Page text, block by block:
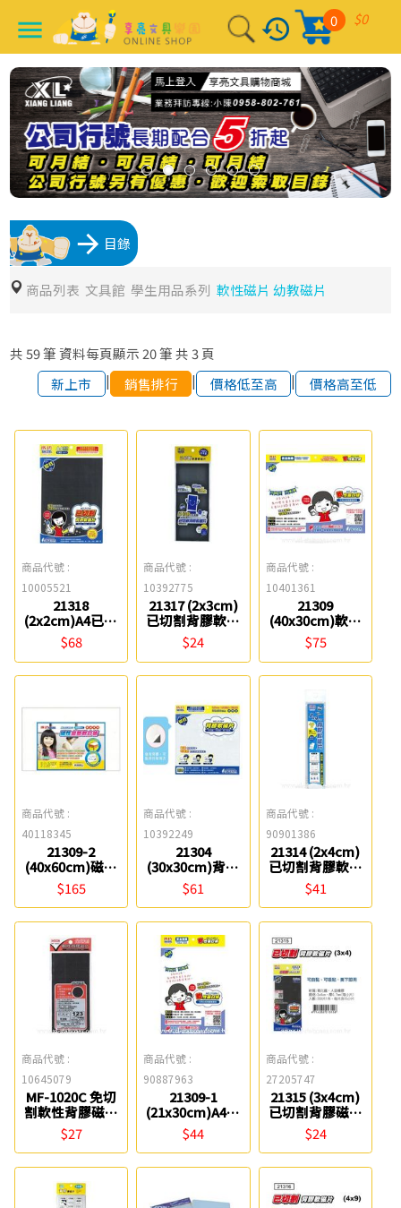
menu history $0
0
arrow_forward 目錄
商品列表 文具館 學生用品系列 軟性磁片 幼教磁片
共 59筆 資料每頁顯示 20筆 共 3頁
新上市
| 銷售排行 | 價格低至高 | 價格高至低
商品代號 :
10005521
21318
(2x2cm)A4已切
割背膠軟性磁片
Success
$68
商品代號 :
10392775
21317 (2x3cm)
已切割背膠軟性
磁片 Success
$24
商品代號 :
10401361
21309
(40x30cm)軟性
磁白板 Success
$75
商品代號 :
40118345
21309-2
(40x60cm)磁性
桌墊軟白板
Success
$165
商品代號 :
10392249
21304
(30x30cm)背膠
軟性磁片
Success
$61
商品代號 :
90901386
21314 (2x4cm)
已切割背膠軟性
磁片 Success
$41
商品代號 :
10645079
MF-1020C 免切
割軟性背膠磁片
(2x3cm) COX
$27
商品代號 :
90887963
21309-1
(21x30cm)A4軟
性磁白板
Success
$44
商品代號 :
27205747
21315 (3x4cm)
已切割背膠磁膠
片 Success成功
$24